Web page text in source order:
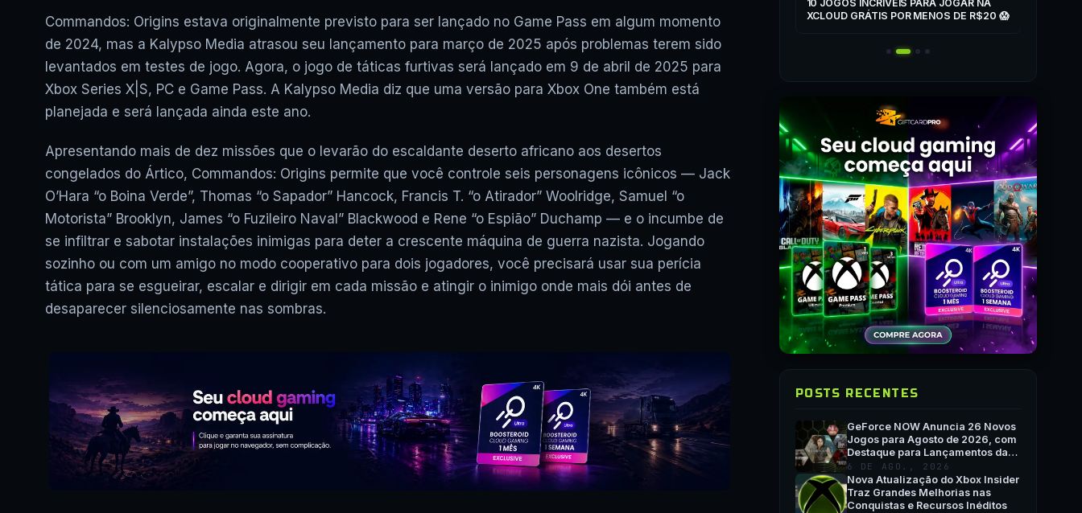
Commandos: Origins estava originalmente previsto para ser lançado no Game Pass em algum momento
de 2024, mas a Kalypso Media atrasou seu lançamento para março de 2025 após problemas terem sido
levantados em testes de jogo. Agora, o jogo de táticas furtivas será lançado em 9 de abril de 2025 para
Xbox Series X|S, PC e Game Pass. A Kalypso Media diz que uma versão para Xbox One também está
planejada e será lançada ainda este ano.
Apresentando mais de dez missões que o levarão do escaldante deserto africano aos desertos
congelados do Ártico, Commandos: Origins permite que você controle seis personagens icônicos — Jack
O’Hara “o Boina Verde”, Thomas “o Sapador” Hancock, Francis T. “o Atirador” Woolridge, Samuel “o
Motorista” Brooklyn, James “o Fuzileiro Naval” Blackwood e Rene “o Espião” Duchamp — e o incumbe de
se infiltrar e sabotar instalações inimigas para deter a crescente máquina de guerra nazista. Jogando
sozinho ou com um amigo no modo cooperativo para dois jogadores, você precisará usar sua perícia
tática para se esgueirar, escalar e dirigir em cada missão e atingir o inimigo onde mais dói antes de
desaparecer silenciosamente nas sombras.
FUNCIONA? JOGOS UBISOFT
FUNCIONAM? VAI ACABAR? E MAIS! 🎮
10 JOGOS INCRÍVEIS PARA JOGAR NA
XCLOUD GRÁTIS POR MENOS DE R$20 😱
POSTS RECENTES
GeForce NOW Anuncia 26 Novos
Jogos para Agosto de 2026, com
Destaque para Lançamentos da
Semana e QuakeCon
6 DE AGO., 2026
Nova Atualização do Xbox Insider
Traz Grandes Melhorias nas
Conquistas e Recursos Inéditos